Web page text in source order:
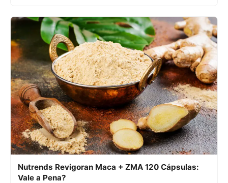
Nutrends Revigoran Maca + ZMA 120 Cápsulas:
Vale a Pena?